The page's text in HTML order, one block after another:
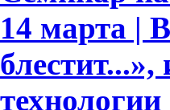
14 марта |